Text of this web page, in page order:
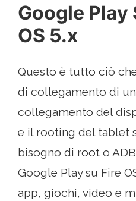
Google Play
OS 5.x
Questo è tutto ciò
di collegamento di un
collegamento del
e il rooting del tablet
bisogno di root o
Google Play su Fire
app, giochi, video e